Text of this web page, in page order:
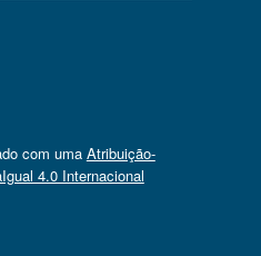
com uma Atribuição-
4.0 Internacional